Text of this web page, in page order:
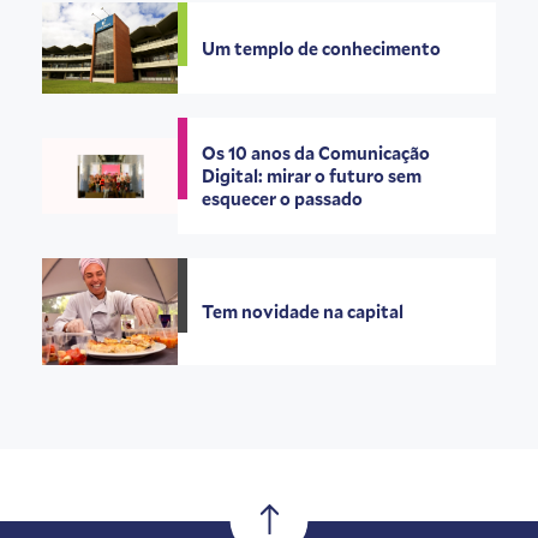
Um templo de conhecimento
Os 10 anos da Comunicação
Digital: mirar o futuro sem
esquecer o passado
Tem novidade na capital